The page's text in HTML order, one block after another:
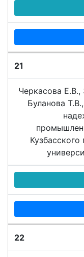
21
Черкасова
Буланова
Кузбасского
22